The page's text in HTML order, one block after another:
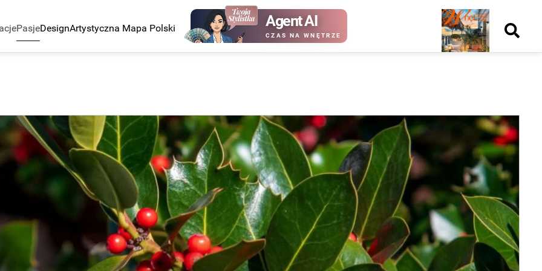
PasjeDesignArtystyczna Mapa Polski Agent AI
CZAS NA WNĘTRZE
Nowy
numer
kup ten
Wydanie papierowe
kup ten
numer
Wydanie cyfrowe